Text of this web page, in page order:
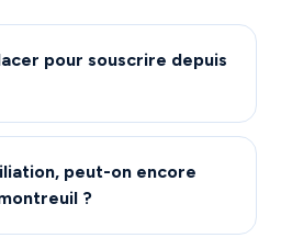
pour souscrire depuis
peut-on encore
?